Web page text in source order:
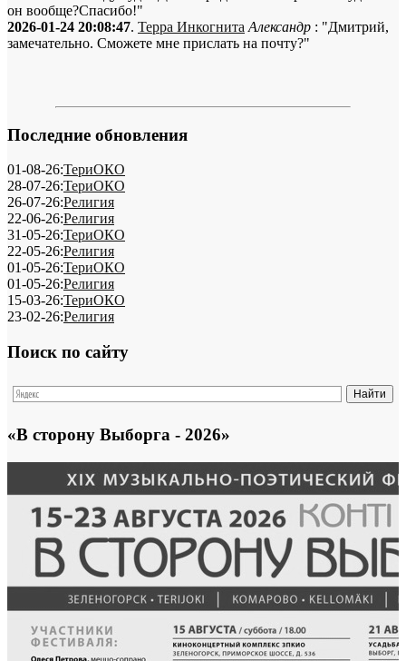
он вообще?Спасибо!"
2026-01-24 20:08:47. Терра Инкогнита Александр : "Дмитрий,
замечательно. Сможете мне прислать на почту?"
Последние обновления
01-08-26:ТериОКО
28-07-26:ТериОКО
26-07-26:Религия
22-06-26:Религия
31-05-26:ТериОКО
22-05-26:Религия
01-05-26:ТериОКО
01-05-26:Религия
15-03-26:ТериОКО
23-02-26:Религия
Поиск по сайту
«В сторону Выборга - 2026»